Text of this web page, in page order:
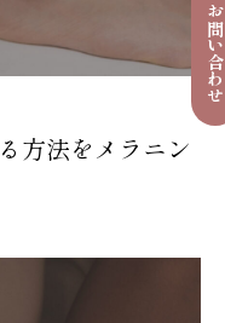
方法をメラニン